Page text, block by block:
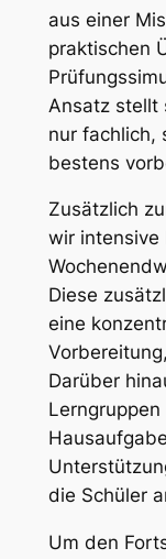
aus einer
praktischen
Ansatz stellt
nur fachlich,
bestens
Zusätzlich
wir intensive
Diese
eine
Darüber
die Schüler
Um den